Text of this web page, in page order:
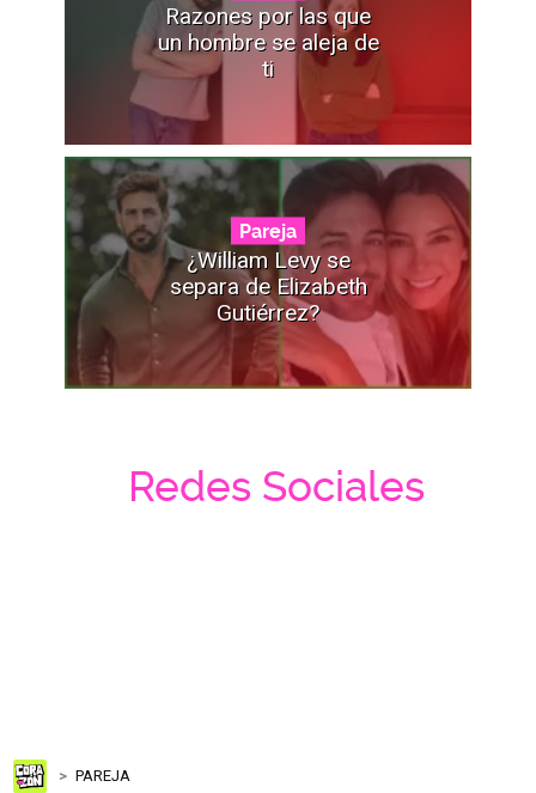
Razones por las que
un hombre se aleja de
ti
Pareja
¿William Levy se
separa de Elizabeth
Gutiérrez?
Redes Sociales
PAREJA